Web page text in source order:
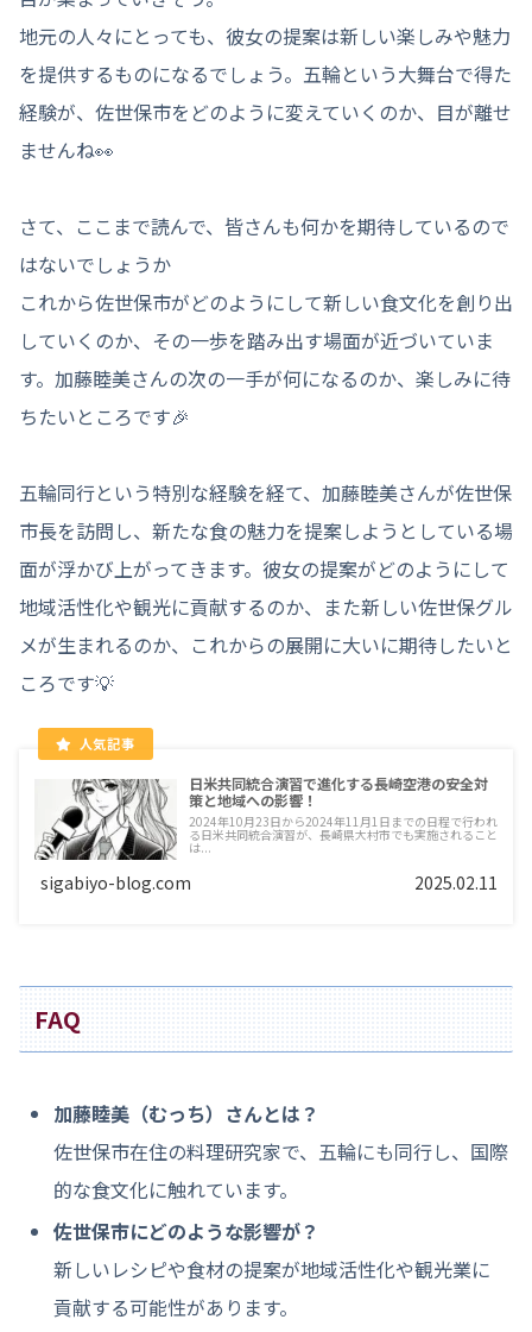
地元の人々にとっても、彼女の提案は新しい楽しみや魅力
を提供するものになるでしょう。五輪という大舞台で得た
経験が、佐世保市をどのように変えていくのか、目が離せ
ませんね👀
さて、ここまで読んで、皆さんも何かを期待しているので
はないでしょうか
これから佐世保市がどのようにして新しい食文化を創り出
していくのか、その一歩を踏み出す場面が近づいていま
す。加藤睦美さんの次の一手が何になるのか、楽しみに待
ちたいところです🎉
五輪同行という特別な経験を経て、加藤睦美さんが佐世保
市長を訪問し、新たな食の魅力を提案しようとしている場
面が浮かび上がってきます。彼女の提案がどのようにして
地域活性化や観光に貢献するのか、また新しい佐世保グル
メが生まれるのか、これからの展開に大いに期待したいと
ころです💡
日米共同統合演習で進化する長崎空港の安全対
策と地域への影響！
2024年10月23日から2024年11月1日までの日程で行われ
る日米共同統合演習が、長崎県大村市でも実施されること
は...
sigabiyo-blog.com 2025.02.11
FAQ
加藤睦美（むっち）さんとは？
佐世保市在住の料理研究家で、五輪にも同行し、国際
的な食文化に触れています。
佐世保市にどのような影響が？
新しいレシピや食材の提案が地域活性化や観光業に
貢献する可能性があります。